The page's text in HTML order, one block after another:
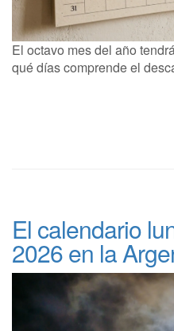
El octavo mes del año
qué días comprende el
El calendario
2026 en la